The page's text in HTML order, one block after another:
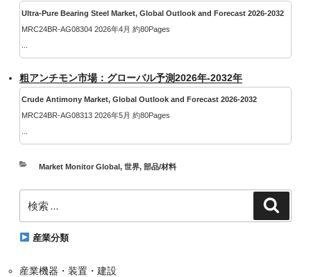
Ultra-Pure Bearing Steel Market, Global Outlook and Forecast 2026-2032
MRC24BR-AG08304 2026年4月 約80Pages
粗アンチモン市場：グローバル予測2026年-2032年
Crude Antimony Market, Global Outlook and Forecast 2026-2032
MRC24BR-AG08313 2026年5月 約80Pages
カ
リ
Market Monitor Global, 世界, 部品/材料
索:
産業分類
産業機器・装置・建設